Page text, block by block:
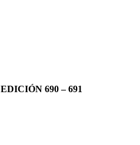
EDICIÓN 690 – 691